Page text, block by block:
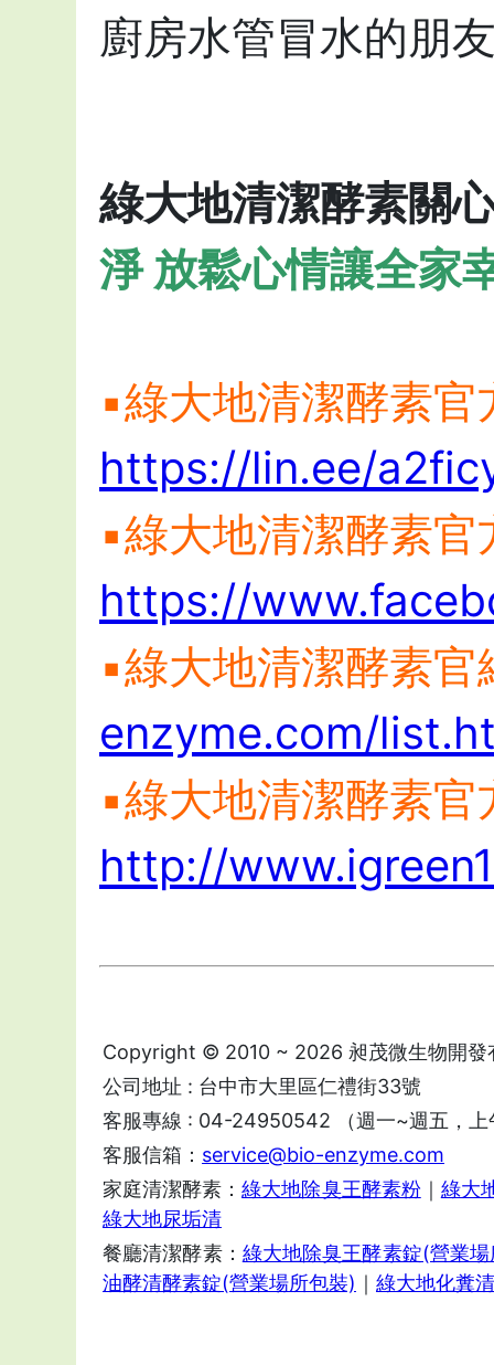
廚房水管冒水的朋
綠大地清潔酵素關
淨 放鬆心情讓全家
▪︎綠大地清潔酵素官
https://lin.ee/
▪︎綠大地清潔酵素
https://
▪︎綠大地清潔酵素官
enzyme.com/
▪︎綠大地清潔酵素
http://
Copyright © 2010 ~ 2026 昶茂微生物開
公司地址 : 台中市大里區仁禮街33號
客服專線 : 04-24950542 （週一~週五，
客服信箱： service@bio-enzyme.com
家庭清潔酵素：綠大地除臭王酵素粉｜ 綠大
綠大地尿垢清
餐廳清潔酵素： 綠大地除臭王酵素錠(營業
油酵清酵素錠(營業場所包裝) ｜ 綠大地化糞